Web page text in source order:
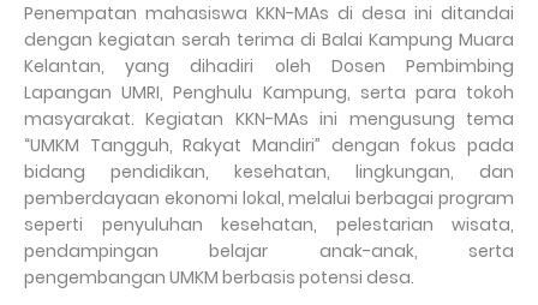
Penempatan mahasiswa KKN-MAs di desa ini ditandai
dengan kegiatan serah terima di Balai Kampung Muara
Kelantan, yang dihadiri oleh Dosen Pembimbing
Lapangan UMRI, Penghulu Kampung, serta para tokoh
masyarakat. Kegiatan KKN-MAs ini mengusung tema
“UMKM Tangguh, Rakyat Mandiri” dengan fokus pada
bidang pendidikan, kesehatan, lingkungan, dan
pemberdayaan ekonomi lokal, melalui berbagai program
seperti penyuluhan kesehatan, pelestarian wisata,
pendampingan belajar anak-anak, serta
pengembangan UMKM berbasis potensi desa.